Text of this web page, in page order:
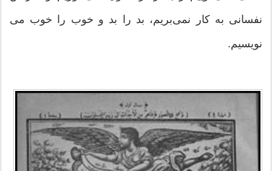
نفسانی به کار نمی‌بریم، بد را بد و خوب را خوب می
نویسیم.